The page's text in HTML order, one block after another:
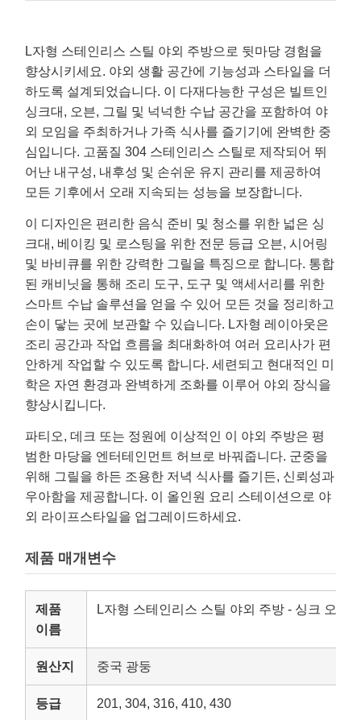
L자형 스테인리스 스틸 야외 주방으로 뒷마당 경험을
향상시키세요. 야외 생활 공간에 기능성과 스타일을 더
하도록 설계되었습니다. 이 다재다능한 구성은 빌트인
싱크대, 오븐, 그릴 및 넉넉한 수납 공간을 포함하여 야
외 모임을 주최하거나 가족 식사를 즐기기에 완벽한 중
심입니다. 고품질 304 스테인리스 스틸로 제작되어 뛰
어난 내구성, 내후성 및 손쉬운 유지 관리를 제공하여
모든 기후에서 오래 지속되는 성능을 보장합니다.
이 디자인은 편리한 음식 준비 및 청소를 위한 넓은 싱
크대, 베이킹 및 로스팅을 위한 전문 등급 오븐, 시어링
및 바비큐를 위한 강력한 그릴을 특징으로 합니다. 통합
된 캐비닛을 통해 조리 도구, 도구 및 액세서리를 위한
스마트 수납 솔루션을 얻을 수 있어 모든 것을 정리하고
손이 닿는 곳에 보관할 수 있습니다. L자형 레이아웃은
조리 공간과 작업 흐름을 최대화하여 여러 요리사가 편
안하게 작업할 수 있도록 합니다. 세련되고 현대적인 미
학은 자연 환경과 완벽하게 조화를 이루어 야외 장식을
향상시킵니다.
파티오, 데크 또는 정원에 이상적인 이 야외 주방은 평
범한 마당을 엔터테인먼트 허브로 바꿔줍니다. 군중을
위해 그릴을 하든 조용한 저녁 식사를 즐기든, 신뢰성과
우아함을 제공합니다. 이 올인원 요리 스테이션으로 야
외 라이프스타일을 업그레이드하세요.
제품 매개변수
제품
이름
L자형 스테인리스 스틸 야외 주방 - 싱크 오븐
원산지 중국 광둥
등급 201, 304, 316, 410, 430